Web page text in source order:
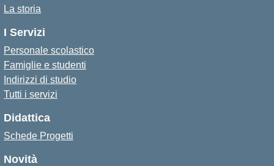
La storia
I Servizi
Personale scolastico
Famiglie e studenti
Indirizzi di studio
Tutti i servizi
Didattica
Schede Progetti
Novità